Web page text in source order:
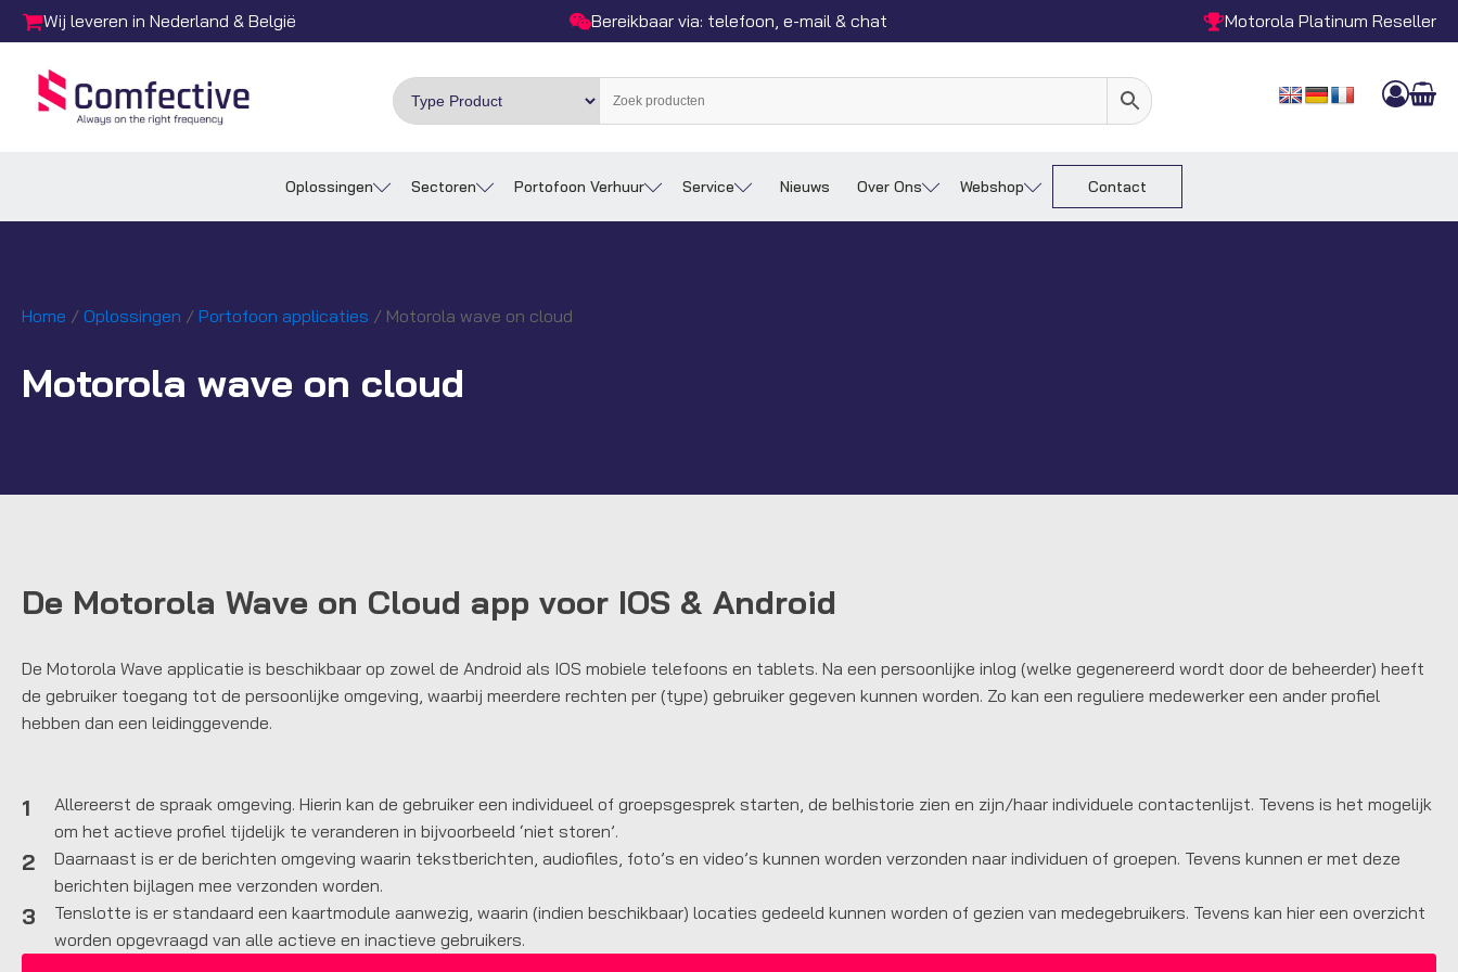
Wij leveren in Nederland & België Bereikbaar via: telefoon, e-mail & chat Motorola Platinum Reseller
Oplossingen Sectoren Portofoon Verhuur Service Nieuws Over Ons Webshop Contact
Home / Oplossingen / Portofoon applicaties / Motorola wave on cloud
Motorola wave on cloud
De Motorola Wave on Cloud app voor IOS & Android
De Motorola Wave applicatie is beschikbaar op zowel de Android als IOS mobiele telefoons en tablets. Na een persoonlijke inlog (welke gegenereerd wordt door de beheerder) heeft
de gebruiker toegang tot de persoonlijke omgeving, waarbij meerdere rechten per (type) gebruiker gegeven kunnen worden. Zo kan een reguliere medewerker een ander profiel
hebben dan een leidinggevende.
1
Allereerst de spraak omgeving. Hierin kan de gebruiker een individueel of groepsgesprek starten, de belhistorie zien en zijn/haar individuele contactenlijst. Tevens is het mogelijk
om het actieve profiel tijdelijk te veranderen in bijvoorbeeld ‘niet storen’.
2
Daarnaast is er de berichten omgeving waarin tekstberichten, audiofiles, foto’s en video’s kunnen worden verzonden naar individuen of groepen. Tevens kunnen er met deze
berichten bijlagen mee verzonden worden.
3
Tenslotte is er standaard een kaartmodule aanwezig, waarin (indien beschikbaar) locaties gedeeld kunnen worden of gezien van medegebruikers. Tevens kan hier een overzicht
worden opgevraagd van alle actieve en inactieve gebruikers.